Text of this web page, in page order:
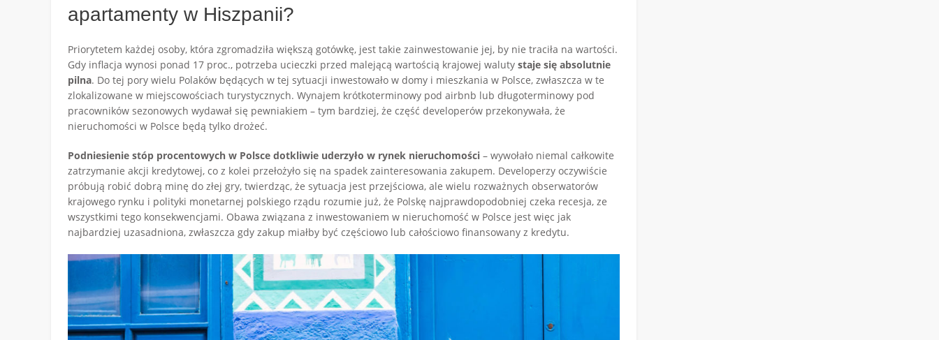
apartamenty w Hiszpanii?
Priorytetem każdej osoby, która zgromadziła większą gotówkę, jest takie zainwestowanie jej, by nie traciła na wartości.
Gdy inflacja wynosi ponad 17 proc., potrzeba ucieczki przed malejącą wartością krajowej waluty staje się absolutnie
pilna. Do tej pory wielu Polaków będących w tej sytuacji inwestowało w domy i mieszkania w Polsce, zwłaszcza w te
zlokalizowane w miejscowościach turystycznych. Wynajem krótkoterminowy pod airbnb lub długoterminowy pod
pracowników sezonowych wydawał się pewniakiem – tym bardziej, że część developerów przekonywała, że
nieruchomości w Polsce będą tylko drożeć.
Podniesienie stóp procentowych w Polsce dotkliwie uderzyło w rynek nieruchomości – wywołało niemal całkowite
zatrzymanie akcji kredytowej, co z kolei przełożyło się na spadek zainteresowania zakupem. Developerzy oczywiście
próbują robić dobrą minę do złej gry, twierdząc, że sytuacja jest przejściowa, ale wielu rozważnych obserwatorów
krajowego rynku i polityki monetarnej polskiego rządu rozumie już, że Polskę najprawdopodobniej czeka recesja, ze
wszystkimi tego konsekwencjami. Obawa związana z inwestowaniem w nieruchomość w Polsce jest więc jak
najbardziej uzasadniona, zwłaszcza gdy zakup miałby być częściowo lub całościowo finansowany z kredytu.